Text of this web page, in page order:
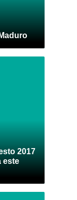
2017
este